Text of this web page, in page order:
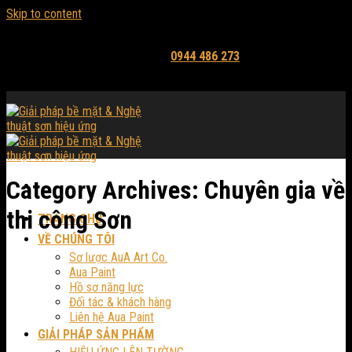
Skip to content
0944 486 273
TRANG CHỦ
VỀ CHÚNG TÔI
Sơ lược AuA Art Co.
Aua Paint
Hồ sơ năng lực
Đối tác & khách hàng
Liên hệ Aua Paint
GIẢI PHÁP SẢN PHẨM
Category Archives: Chuyên gia về
thi công Sơn